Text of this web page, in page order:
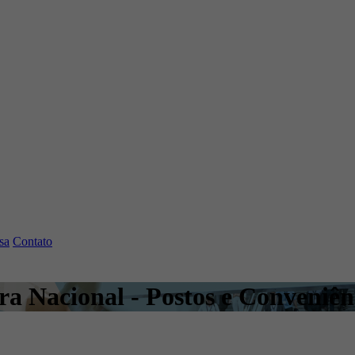
Contato
Nacional - Postos e